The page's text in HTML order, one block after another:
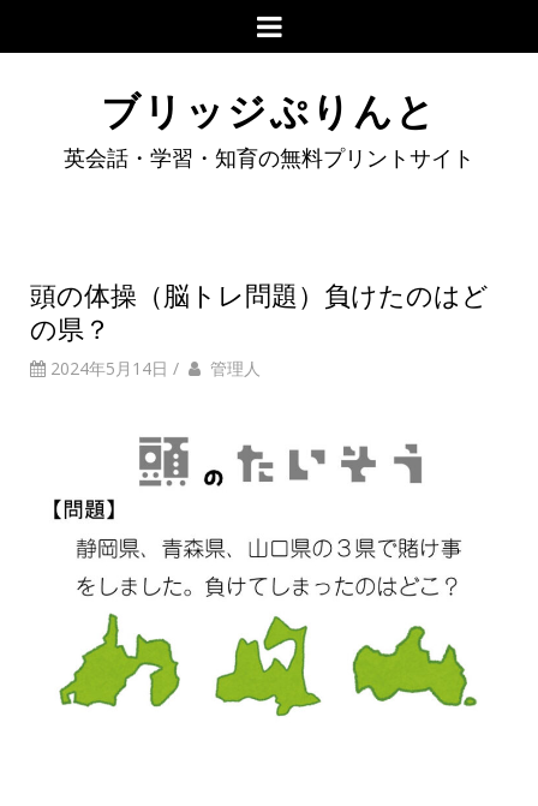
ブリッジぷりんと
英会話・学習・知育の無料プリントサイト
頭の体操（脳トレ問題）負けたのはど
の県？
2024年5月14日 / 管理人